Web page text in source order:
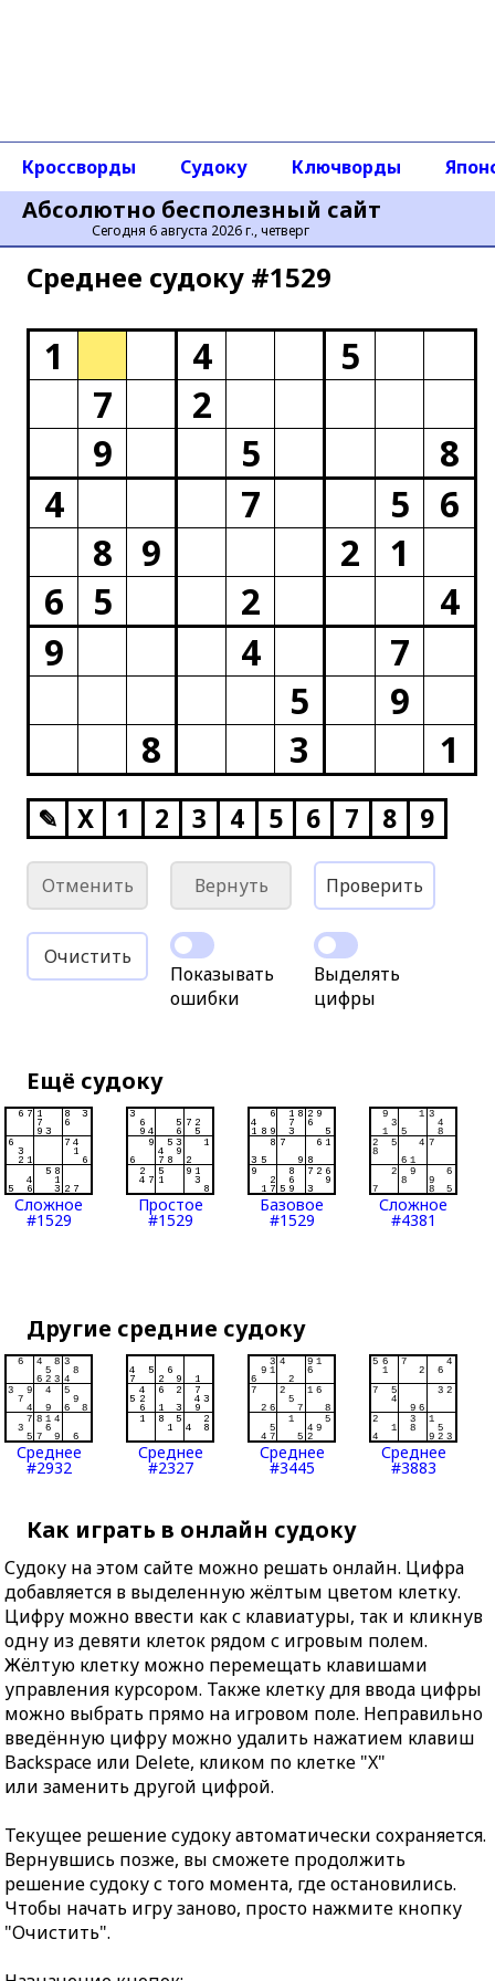
Абсолютно бесполезный сайт
Сегодня 6 августа 2026 г., четверг
Кроссворды Судоку Ключворды
Среднее cудоку #1529
1 4
5
7
2
9
5
8
4
7 5
6
8
9 2
1
6
5 2
4
9
4
7
5
9
8
3 1
✎ X 1 2 3 4 5 6 7 8 9
Отменить Вернуть Проверить
Очистить
Показывать
ошибки
Выделять
цифры
Ещё судоку
Сложное
#1529
Простое
#1529
Базовое
#1529
Сложное
#4381
Другие средние судоку
Среднее
#2932
Среднее
#2327
Среднее
#3445
Среднее
#3883
Как играть в онлайн судоку
Судоку на этом сайте можно решать онлайн. Цифра
добавляется в выделенную жёлтым цветом клетку.
Цифру можно ввести как с клавиатуры, так и кликнув
одну из девяти клеток рядом с игровым полем.
Жёлтую клетку можно перемещать клавишами
управления курсором. Также клетку для ввода цифры
можно выбрать прямо на игровом поле. Неправильно
введённую цифру можно удалить нажатием клавиш
Backspace или Delete, кликом по клетке "X"
или заменить другой цифрой.
Текущее решение судоку автоматически сохраняется.
Вернувшись позже, вы сможете продолжить
решение судоку с того момента, где остановились.
Чтобы начать игру заново, просто нажмите кнопку
"Очистить".